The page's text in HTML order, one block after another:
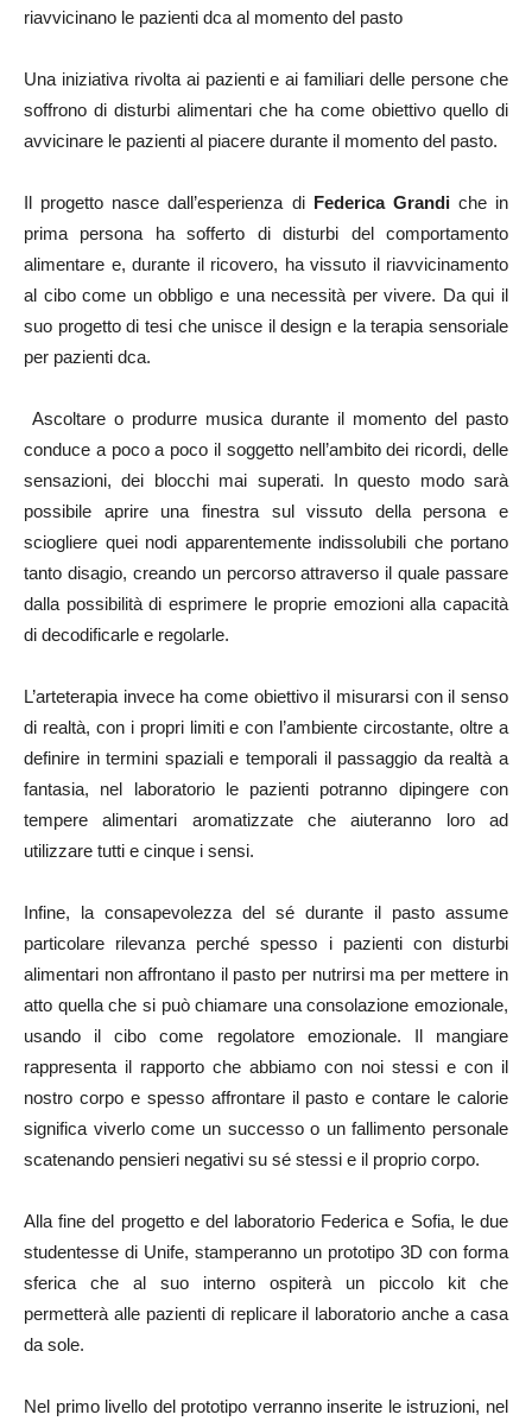
riavvicinano le pazienti dca al momento del pasto
Una iniziativa rivolta ai pazienti e ai familiari delle persone che
soffrono di disturbi alimentari che ha come obiettivo quello di
avvicinare le pazienti al piacere durante il momento del pasto.
Il progetto nasce dall’esperienza di Federica Grandiche in
prima persona ha sofferto di disturbi del comportamento
alimentare e, durante il ricovero, ha vissuto il riavvicinamento
al cibo come un obbligo e una necessità per vivere. Da qui il
suo progetto di tesi che unisce il design e la terapia sensoriale
per pazienti dca.
Ascoltare o produrre musica durante il momento del pasto
conduce a poco a poco il soggetto nell’ambito dei ricordi, delle
sensazioni, dei blocchi mai superati. In questo modo sarà
possibile aprire una finestra sul vissuto della persona e
sciogliere quei nodi apparentemente indissolubili che portano
tanto disagio, creando un percorso attraverso il quale passare
dalla possibilità di esprimere le proprie emozioni alla capacità
di decodificarle e regolarle.
L’arteterapia invece ha come obiettivo il misurarsi con il senso
di realtà, con i propri limiti e con l’ambiente circostante, oltre a
definire in termini spaziali e temporali il passaggio da realtà a
fantasia, nel laboratorio le pazienti potranno dipingere con
tempere alimentari aromatizzate che aiuteranno loro ad
utilizzare tutti e cinque i sensi.
Infine, la consapevolezza del sé durante il pasto assume
particolare rilevanza perché spesso i pazienti con disturbi
alimentari non affrontano il pasto per nutrirsi ma per mettere in
atto quella che si può chiamare una consolazione emozionale,
usando il cibo come regolatore emozionale. Il mangiare
rappresenta il rapporto che abbiamo con noi stessi e con il
nostro corpo e spesso affrontare il pasto e contare le calorie
significa viverlo come un successo o un fallimento personale
scatenando pensieri negativi su sé stessi e il proprio corpo.
Alla fine del progetto e del laboratorio Federica e Sofia, le due
studentesse di Unife, stamperanno un prototipo 3D con forma
sferica che al suo interno ospiterà un piccolo kit che
permetterà alle pazienti di replicare il laboratorio anche a casa
da sole.
Nel primo livello del prototipo verranno inserite le istruzioni, nel